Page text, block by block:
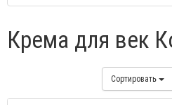
Крема для век
Сортировать